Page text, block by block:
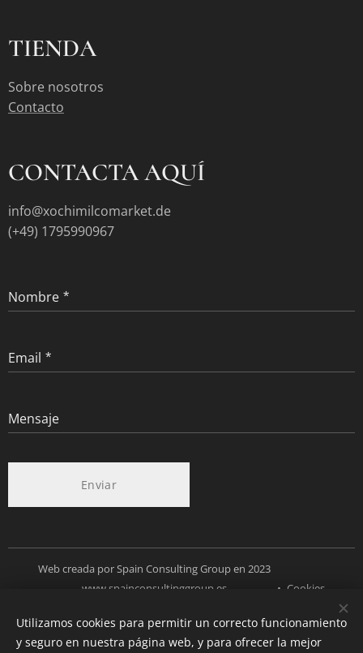
TIENDA
Sobre nosotros
Contacto
CONTACTA AQUÍ
info@xochimilcomarket.de
(+49) 1795990967
Nombre
Email
Mensaje
Enviar
Web creada por Spain Consulting Group en 2023
www.spainconsultinggroup.es
Cookies
Idiomas
Español
Deutsch English
Utilizamos cookies para permitir un correcto funcionamiento
y seguro en nuestra página web, y para ofrecer la mejor